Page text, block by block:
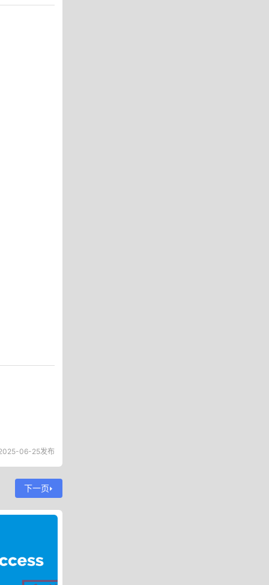
06-25发布
下一页